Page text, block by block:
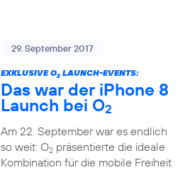
29. September 2017
EXKLUSIVE O2LAUNCH-EVENTS:
Das war der iPhone 8
Launch bei O2
Am 22. September war es endlich
so weit: O2präsentierte die ideale
Kombination für die mobile Freiheit